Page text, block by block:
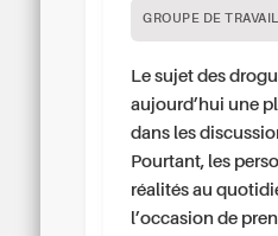
GROUPE DE TRAVAIL
Le sujet des
aujourd’hui une
dans les
Pourtant, les
réalités au
l’occasion de